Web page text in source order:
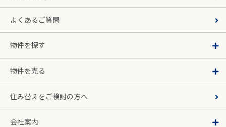
よくあるご質問
物件を探す
物件を売る
住み替えをご検討の方へ
会社案内